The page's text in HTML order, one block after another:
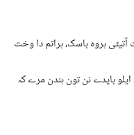
آتیٹی ہروہ باسک، ہراتم دا وخت
بایدے نن تون ہندن مرے کہ